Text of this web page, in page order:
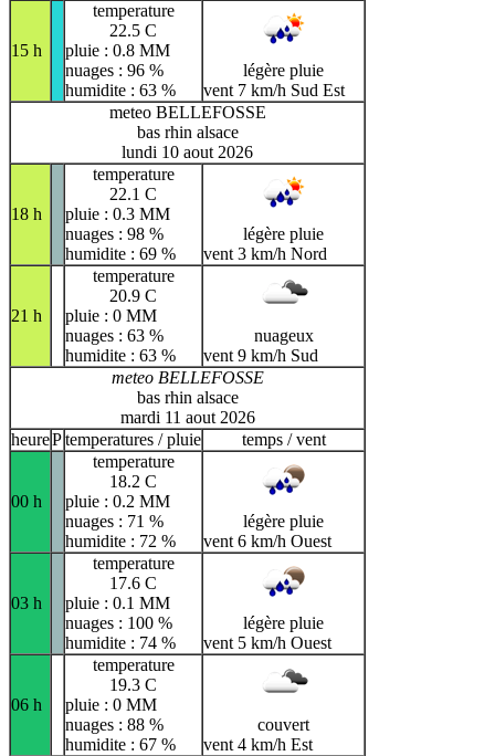
15 h
temperature
22.5 C
pluie : 0.8 MM
nuages : 96 %
humidite : 63 %
légère pluie
vent 7 km/h Sud Est
meteo BELLEFOSSE
bas rhin alsace
lundi 10 aout 2026
18 h
temperature
22.1 C
pluie : 0.3 MM
nuages : 98 %
humidite : 69 %
légère pluie
vent 3 km/h Nord
21 h
temperature
20.9 C
pluie : 0 MM
nuages : 63 %
humidite : 63 %
nuageux
vent 9 km/h Sud
meteo BELLEFOSSE
bas rhin alsace
mardi 11 aout 2026
heurePtemperatures / pluie temps / vent
00 h
temperature
18.2 C
pluie : 0.2 MM
nuages : 71 %
humidite : 72 %
légère pluie
vent 6 km/h Ouest
03 h
temperature
17.6 C
pluie : 0.1 MM
nuages : 100 %
humidite : 74 %
légère pluie
vent 5 km/h Ouest
06 h
temperature
19.3 C
pluie : 0 MM
nuages : 88 %
humidite : 67 %
couvert
vent 4 km/h Est